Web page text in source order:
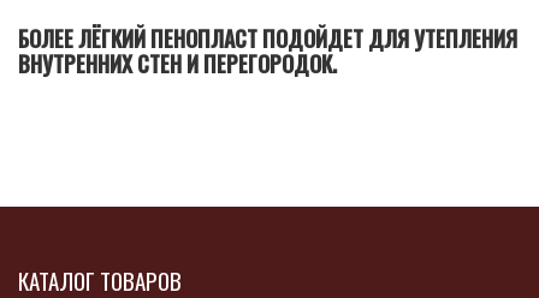
БОЛЕЕ ЛЁГКИЙ ПЕНОПЛАСТ ПОДОЙДЕТ ДЛЯ УТЕПЛЕНИЯ
ВНУТРЕННИХ СТЕН И ПЕРЕГОРОДОК.
КАТАЛОГ ТОВАРОВ